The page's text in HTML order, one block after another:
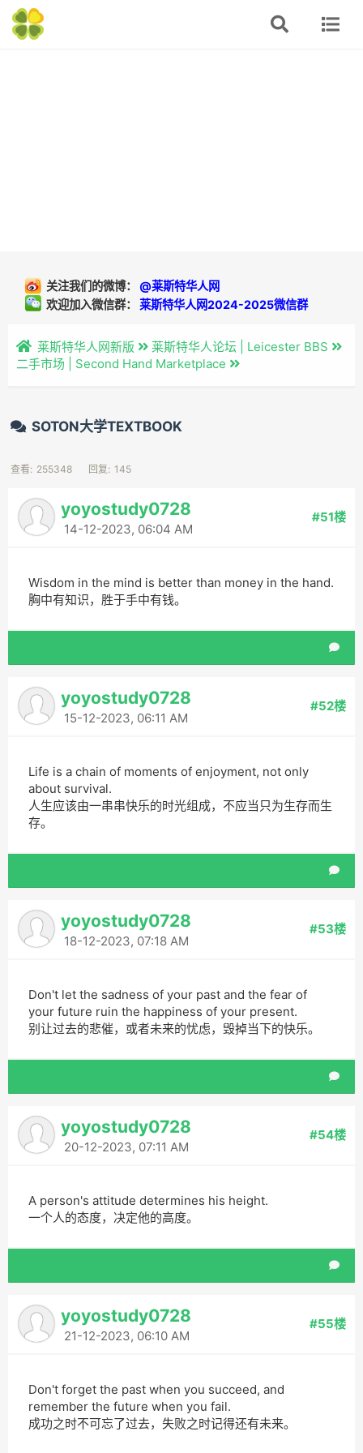
关注我们的微博： @莱斯特华人网
欢迎加入微信群： 莱斯特华人网2024-2025微信群
莱斯特华人网新版
莱斯特华人论坛 | Leicester BBS
二手市场 | Second Hand Marketplace
SOTON大学TEXTBOOK
查看: 255348 回复: 145
yoyostudy0728
14-12-2023, 06:04 AM
#51楼
Wisdom in the mind is better than money in the hand.
胸中有知识，胜于手中有钱。
yoyostudy0728
15-12-2023, 06:11 AM
#52楼
Life is a chain of moments of enjoyment, not only
about survival.
人生应该由一串串快乐的时光组成，不应当只为生存而生
存。
yoyostudy0728
18-12-2023, 07:18 AM
#53楼
Don't let the sadness of your past and the fear of
your future ruin the happiness of your present.
别让过去的悲催，或者未来的忧虑，毁掉当下的快乐。
yoyostudy0728
20-12-2023, 07:11 AM
#54楼
A person's attitude determines his height.
一个人的态度，决定他的高度。
yoyostudy0728
21-12-2023, 06:10 AM
#55楼
Don't forget the past when you succeed, and
remember the future when you fail.
成功之时不可忘了过去，失败之时记得还有未来。